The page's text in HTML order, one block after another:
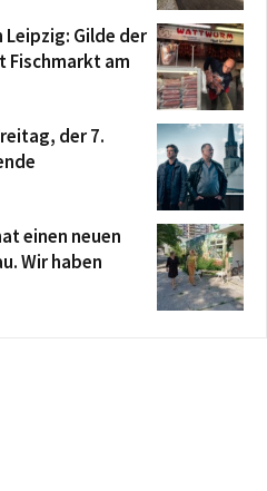
Gilde der
Fischmarkt am
der 7.
einen neuen
Wir haben